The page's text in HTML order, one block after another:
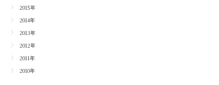
2015年
2014年
2013年
2012年
2011年
2010年